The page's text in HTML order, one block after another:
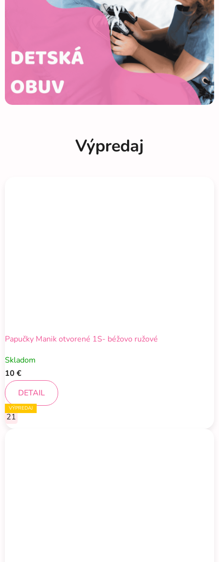
Výpredaj
VÝPREDAJ
Papučky Manik otvorené 1S- béžovo ružové
Skladom
10 €
DETAIL
21
VÝPREDAJ
VÝPREDAJ
VÝPREDAJ
VÝPREDAJ
VÝPREDAJ
VÝPREDAJ
VÝPREDAJ
VÝPREDAJ